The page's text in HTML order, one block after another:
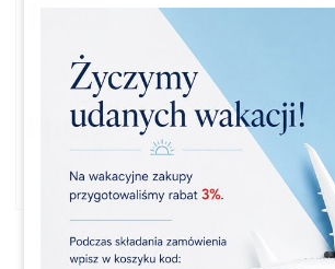
PUMA TIME TO PLAY WOMAN
WODA TOALETOWA 90 ML
274,00 PLN
Oszczędzasz 15.00 PLN